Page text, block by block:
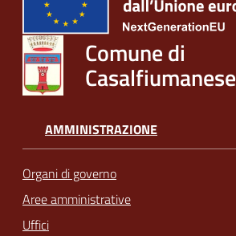
Comune di
Casalfiumanese
AMMINISTRAZIONE
Organi di governo
Aree amministrative
Uffici